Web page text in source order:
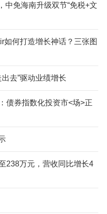
中免海南升级双节“免税+文
如何打造增长神话？三张图
去”驱动业绩增长
债券指数化投资市<场>正
238万元，营收同比增长4